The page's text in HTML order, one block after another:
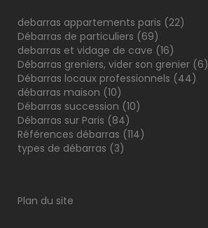
debarras appartements paris (22)
Débarras de particuliers (69)
debarras et vidage de cave (16)
Débarras greniers, vider son grenier (6)
Débarras locaux professionnels (44)
débarras maison (10)
Débarras succession (10)
Débarras sur Paris (84)
Références débarras (114)
types de débarras (3)
Plan du site